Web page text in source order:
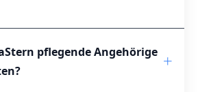
pflegende Angehörige